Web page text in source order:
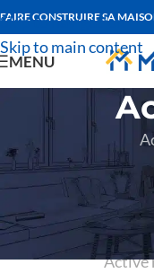
Skip to navigation
Skip to main content
FAIRE CONSTRUIRE SA
MENU
Activé